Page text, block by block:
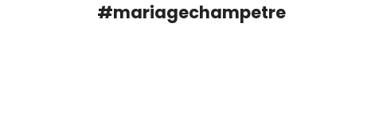
#mariagechampetre